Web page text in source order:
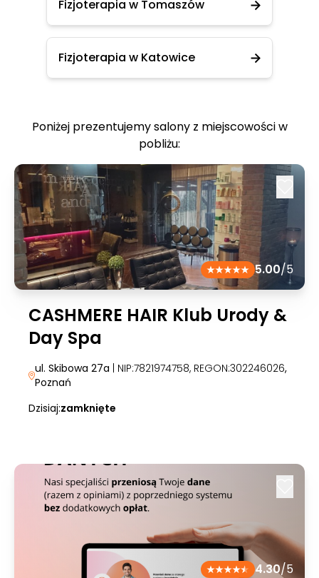
Fizjoterapia w Tomaszów
Fizjoterapia w Katowice
Poniżej prezentujemy salony z miejscowości w
pobliżu:
5.00/5
CASHMERE HAIR Klub Urody &
Day Spa
ul. Skibowa 27a | NIP:7821974758, REGON:302246026,
Poznań
Dzisiaj:zamknięte
4.30/5